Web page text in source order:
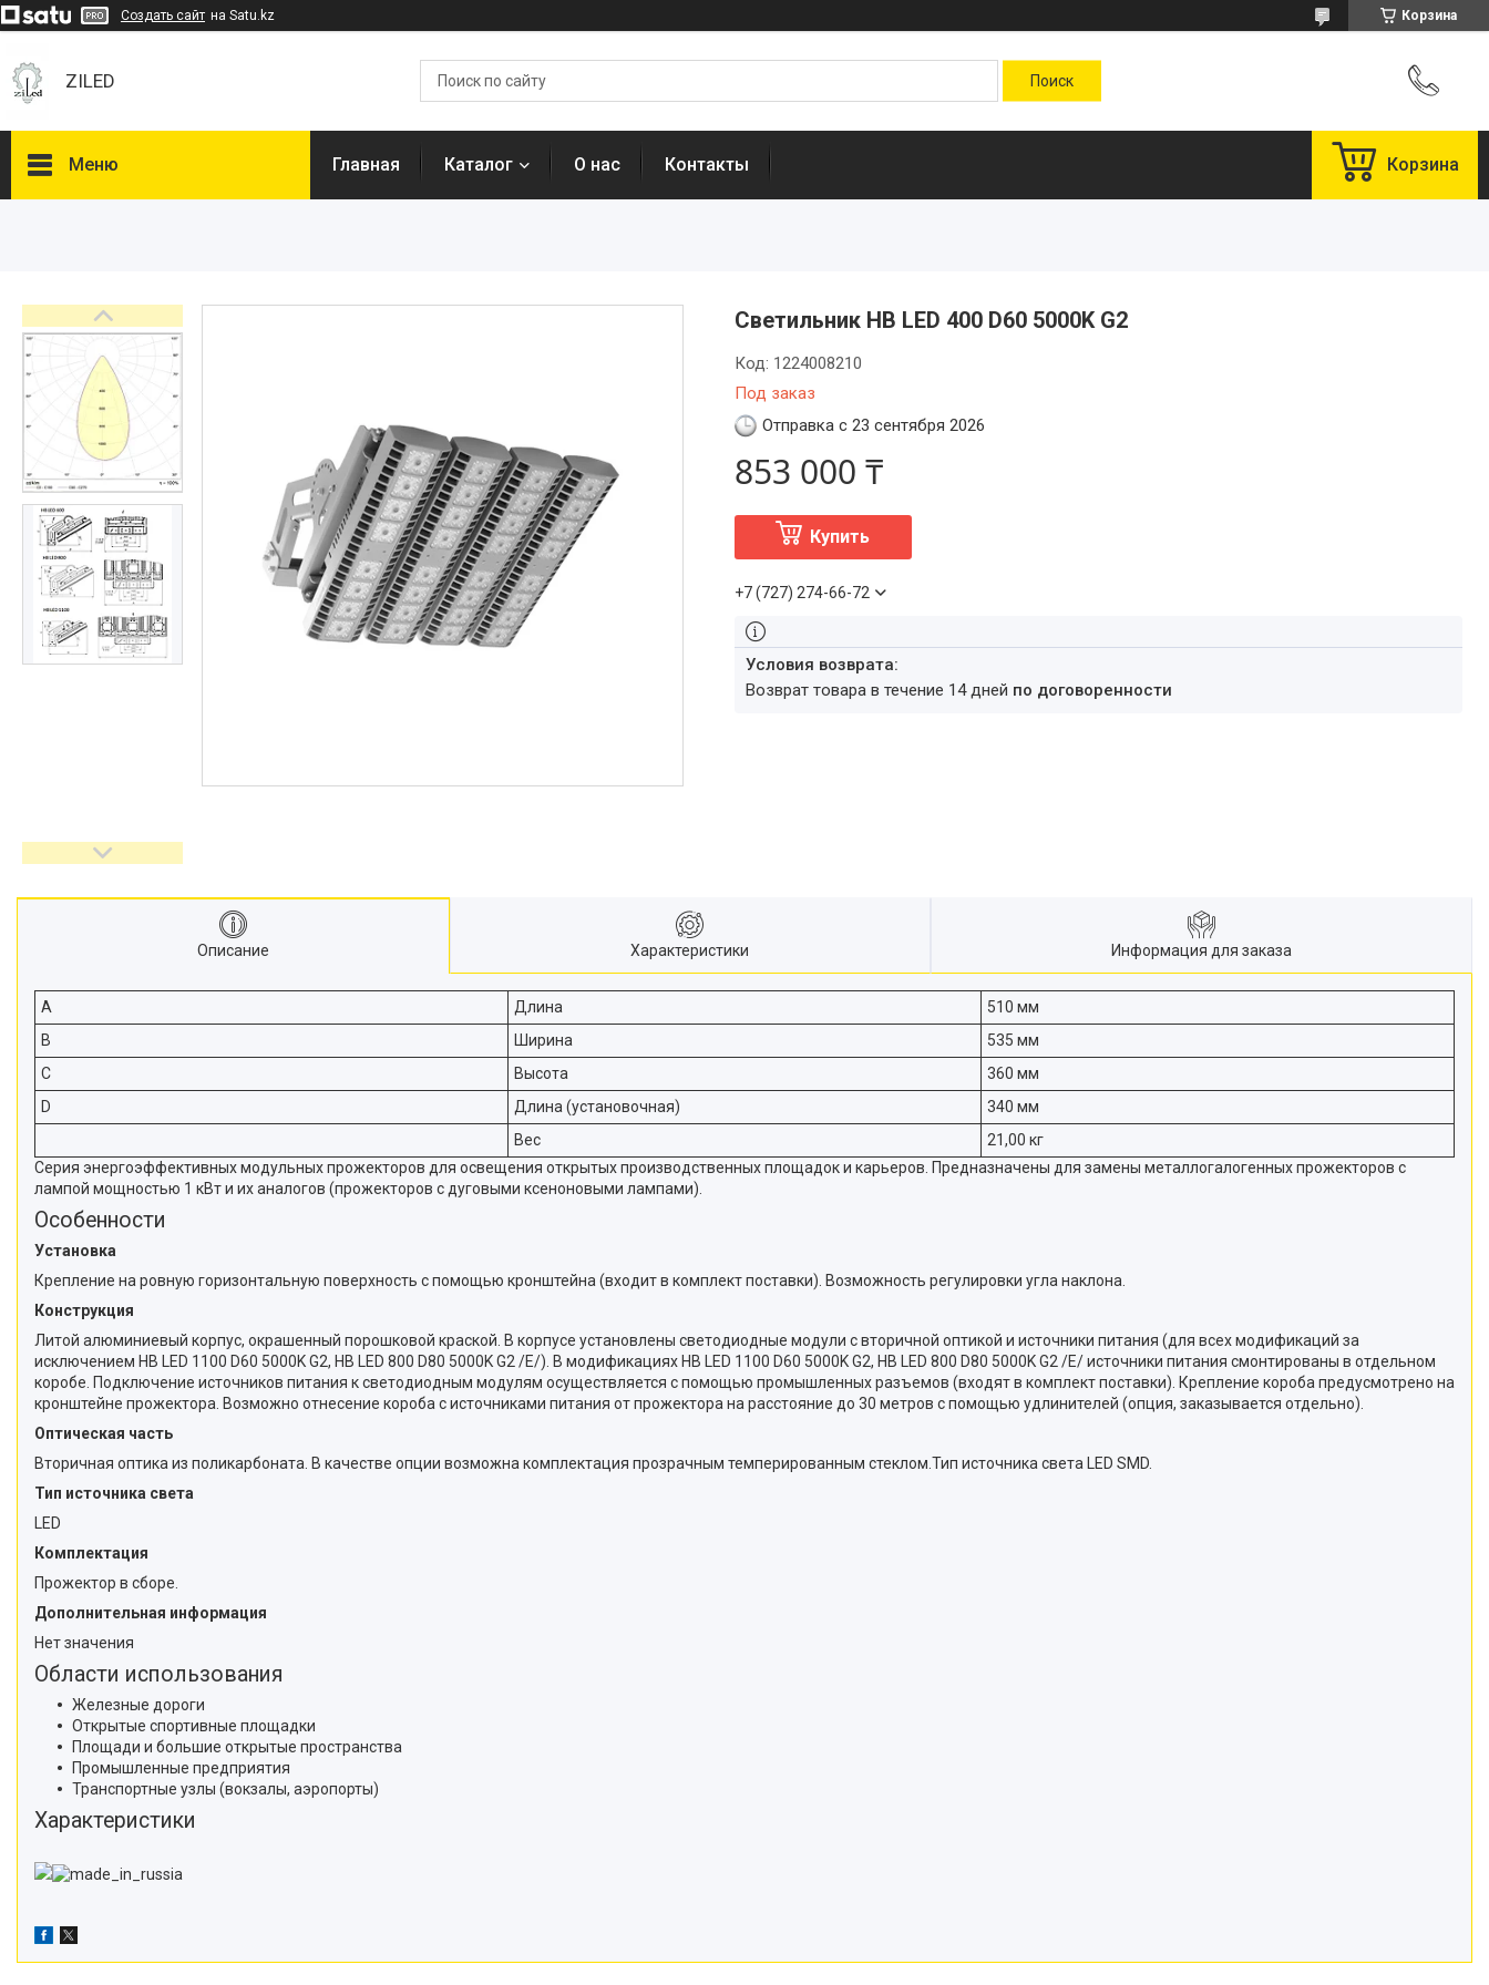
Создать сайт на Satu.kz Корзина
ZILED
Меню
ФАРЛАЙТ
NLCO
INNOLUX
Отзывы
Главная Каталог О нас Контакты Корзина
Светильник HB LED 400 D60 5000K G2
Под заказ
Код: 1224008210
Отправка с 23 сентября 2026
853 000 ₸
Купить
+7 (727) 274-66-72
возврат товара в течение 14 дней по договоренности
Описание Характеристики Информация для заказа
A Длина
510 мм
B
Ширина
535 мм
C
Высота
360 мм
D
Длина (установочная)
340 мм
Вес
21,00 кг
Серия энергоэффективных модульных прожекторов для освещения открытых производственных площадок и карьеров. Предназначены для замены металлогалогенных прожекторов с
лампой мощностью 1 кВт и их аналогов (прожекторов с дуговыми ксеноновыми лампами).
Особенности
Установка
Крепление на ровную горизонтальную поверхность с помощью кронштейна (входит в комплект поставки). Возможность регулировки угла наклона.
Конструкция
Литой алюминиевый корпус, окрашенный порошковой краской. В корпусе установлены светодиодные модули с вторичной оптикой и источники питания (для всех модификаций за
исключением HB LED 1100 D60 5000K G2, HB LED 800 D80 5000K G2 /E/). В модификациях HB LED 1100 D60 5000K G2, HB LED 800 D80 5000K G2 /E/ источники питания смонтированы в отдельном
коробе. Подключение источников питания к светодиодным модулям осуществляется с помощью промышленных разъемов (входят в комплект поставки). Крепление короба предусмотрено на
кронштейне прожектора. Возможно отнесение короба с источниками питания от прожектора на расстояние до 30 метров с помощью удлинителей (опция, заказывается отдельно).
Оптическая часть
Вторичная оптика из поликарбоната. В качестве опции возможна комплектация прозрачным темперированным стеклом.Тип источника света LED SMD.
Тип источника света
LED
Комплектация
Прожектор в сборе.
Дополнительная информация
Нет значения
Области использования
Железные дороги
Открытые спортивные площадки
Площади и большие открытые пространства
Промышленные предприятия
Транспортные узлы (вокзалы, аэропорты)
Характеристики